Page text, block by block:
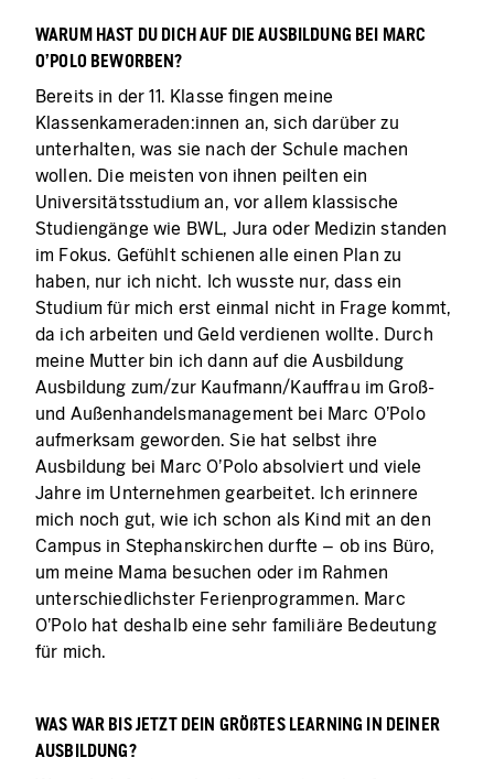
WARUM HAST DU DICH AUF DIE AUSBILDUNG BEI MARC
O'POLO BEWORBEN?
Bereits in der 11. Klasse fingen meine
Klassenkameraden:innen an, sich darüber zu
unterhalten, was sie nach der Schule machen
wollen. Die meisten von ihnen peilten ein
Universitätsstudium an, vor allem klassische
Studiengänge wie BWL, Jura oder Medizin standen
im Fokus. Gefühlt schienen alle einen Plan zu
haben, nur ich nicht. Ich wusste nur, dass ein
Studium für mich erst einmal nicht in Frage kommt,
da ich arbeiten und Geld verdienen wollte. Durch
meine Mutter bin ich dann auf die Ausbildung
Ausbildung zum/zur Kaufmann/Kauffrau im Groß-
und Außenhandelsmanagement bei Marc O'Polo
aufmerksam geworden. Sie hat selbst ihre
Ausbildung bei Marc O'Polo absolviert und viele
Jahre im Unternehmen gearbeitet. Ich erinnere
mich noch gut, wie ich schon als Kind mit an den
Campus in Stephanskirchen durfte – ob ins Büro,
um meine Mama besuchen oder im Rahmen
unterschiedlichster Ferienprogrammen. Marc
O'Polo hat deshalb eine sehr familiäre Bedeutung
für mich.
WAS WAR BIS JETZT DEIN GRÖßTES LEARNING IN DEINER
AUSBILDUNG?